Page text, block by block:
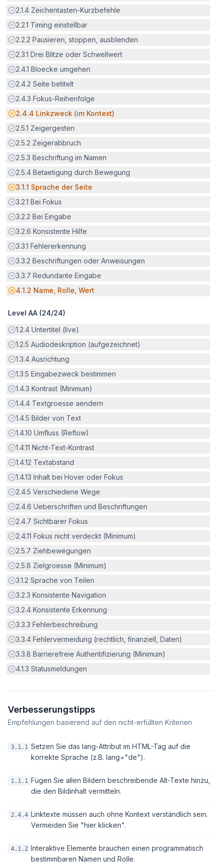
Erfüllt:
2.1.4 Zeichentasten-Kurzbefehle
Erfüllt:
2.2.1 Timing einstellbar
Erfüllt:
2.2.2 Pausieren, stoppen, ausblenden
Erfüllt:
2.3.1 Drei Blitze oder Schwellwert
Erfüllt:
2.4.1 Bloecke umgehen
Erfüllt:
2.4.2 Seite betitelt
Erfüllt:
2.4.3 Fokus-Reihenfolge
Potenzielle Barriere:
2.4.4 Linkzweck (im Kontext)
Erfüllt:
2.5.1 Zeigergesten
Erfüllt:
2.5.2 Zeigerabbruch
Erfüllt:
2.5.3 Beschriftung im Namen
Erfüllt:
2.5.4 Betaetigung durch Bewegung
Potenzielle Barriere:
3.1.1 Sprache der Seite
Erfüllt:
3.2.1 Bei Fokus
Erfüllt:
3.2.2 Bei Eingabe
Erfüllt:
3.2.6 Konsistente Hilfe
Erfüllt:
3.3.1 Fehlererkennung
Erfüllt:
3.3.2 Beschriftungen oder Anweisungen
Erfüllt:
3.3.7 Redundante Eingabe
Potenzielle Barriere:
4.1.2 Name, Rolle, Wert
Level AA (24/24)
Erfüllt:
1.2.4 Untertitel (live)
Erfüllt:
1.2.5 Audiodeskription (aufgezeichnet)
Erfüllt:
1.3.4 Ausrichtung
Erfüllt:
1.3.5 Eingabezweck bestimmen
Erfüllt:
1.4.3 Kontrast (Minimum)
Erfüllt:
1.4.4 Textgroesse aendern
Erfüllt:
1.4.5 Bilder von Text
Erfüllt:
1.4.10 Umfluss (Reflow)
Erfüllt:
1.4.11 Nicht-Text-Kontrast
Erfüllt:
1.4.12 Textabstand
Erfüllt:
1.4.13 Inhalt bei Hover oder Fokus
Erfüllt:
2.4.5 Verschiedene Wege
Erfüllt:
2.4.6 Ueberschriften und Beschriftungen
Erfüllt:
2.4.7 Sichtbarer Fokus
Erfüllt:
2.4.11 Fokus nicht verdeckt (Minimum)
Erfüllt:
2.5.7 Ziehbewegungen
Erfüllt:
2.5.8 Zielgroesse (Minimum)
Erfüllt:
3.1.2 Sprache von Teilen
Erfüllt:
3.2.3 Konsistente Navigation
Erfüllt:
3.2.4 Konsistente Erkennung
Erfüllt:
3.3.3 Fehlerbeschreibung
Erfüllt:
3.3.4 Fehlervermeidung (rechtlich, finanziell, Daten)
Erfüllt:
3.3.8 Barrierefreie Authentifizierung (Minimum)
Erfüllt:
4.1.3 Statusmeldungen
Verbesserungstipps
Empfehlungen basierend auf den nicht-erfüllten Kriterien
3.1.1 Setzen Sie das lang-Attribut im HTML-Tag auf die
korrekte Sprache (z.B. lang="de").
1.1.1 Fügen Sie allen Bildern beschreibende Alt-Texte hinzu,
die den Bildinhalt vermitteln.
2.4.4 Linktexte müssen auch ohne Kontext verständlich sein.
Vermeiden Sie "hier klicken".
4.1.2 Interaktive Elemente brauchen einen programmatisch
bestimmbaren Namen und Rolle.